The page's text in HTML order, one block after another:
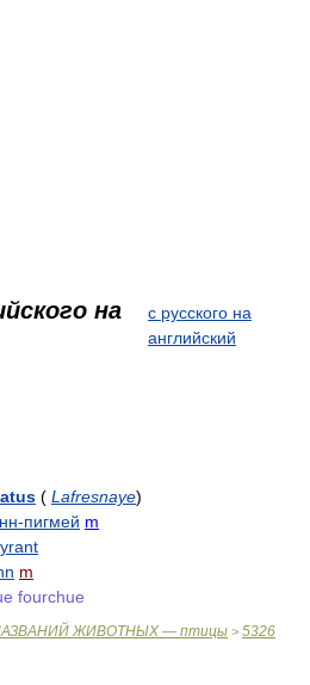
на
с русского на
английский
( Lafresnaye)
пигмей m
m
fourchue
ЖИВОТНЫХ — птицы > 5326